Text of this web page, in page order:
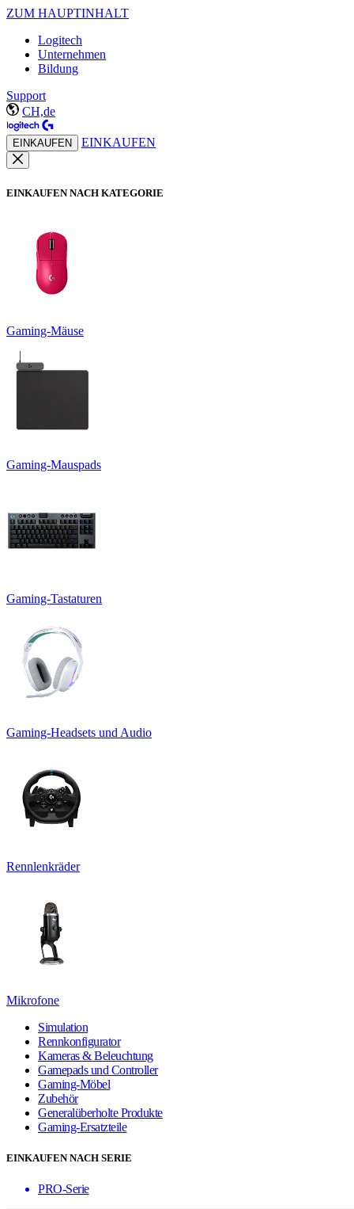
ZUM HAUPTINHALT
Logitech
Unternehmen
Bildung
Support
CH,de
EINKAUFEN EINKAUFEN
EINKAUFEN NACH KATEGORIE
Gaming-Mäuse
Gaming-Mauspads
Gaming-Tastaturen
Gaming-Headsets und Audio
Rennlenkräder
Mikrofone
Simulation
Rennkonfigurator
Kameras & Beleuchtung
Gamepads und Controller
Gaming-Möbel
Zubehör
Generalüberholte Produkte
Gaming-Ersatzteile
EINKAUFEN NACH SERIE
PRO-Serie